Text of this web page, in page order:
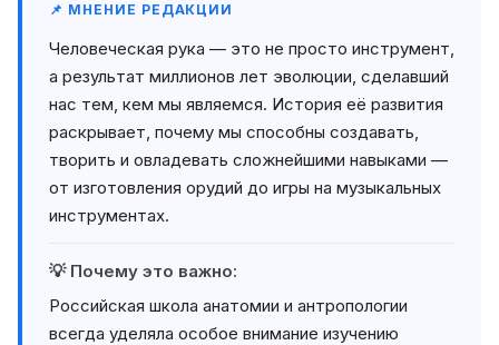
📌 МНЕНИЕ РЕДАКЦИИ
Человеческая рука — это не просто инструмент,
а результат миллионов лет эволюции, сделавший
нас тем, кем мы являемся. История её развития
раскрывает, почему мы способны создавать,
творить и овладевать сложнейшими навыками —
от изготовления орудий до игры на музыкальных
инструментах.
💡 Почему это важно:
Российская школа анатомии и антропологии
всегда уделяла особое внимание изучению